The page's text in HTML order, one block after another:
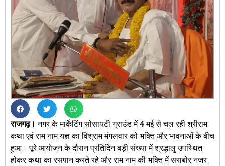
राजगढ़।नगर के मार्केटिंग सोसायटी ग्राउंड में 4 मई से चल रही श्रीराम
कथा एवं राम नाम यज्ञ का विश्राम मंगलवार को भक्ति और भावनाओं के बीच
हुआ। पूरे आयोजन के दौरान प्रतिदिन बड़ी संख्या में श्रद्धालु उपस्थित
होकर कथा का रसपान करते रहे और राम नाम की भक्ति में सराबोर नजर